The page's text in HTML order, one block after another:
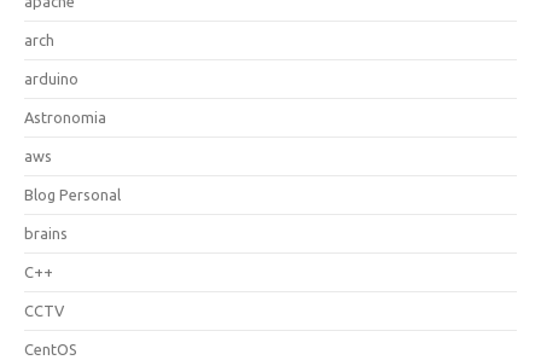
arch
arduino
Astronomia
aws
Blog Personal
brains
C++
CCTV
CentOS